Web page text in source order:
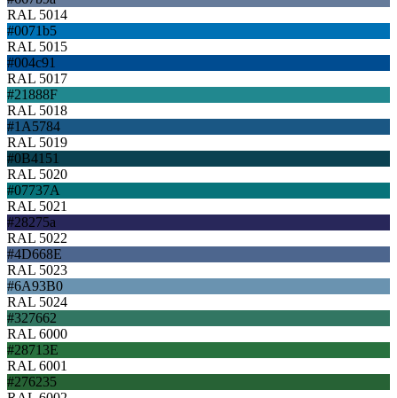
RAL 5014
#0071b5
RAL 5015
#004c91
RAL 5017
#21888F
RAL 5018
#1A5784
RAL 5019
#0B4151
RAL 5020
#07737A
RAL 5021
#28275a
RAL 5022
#4D668E
RAL 5023
#6A93B0
RAL 5024
#327662
RAL 6000
#28713E
RAL 6001
#276235